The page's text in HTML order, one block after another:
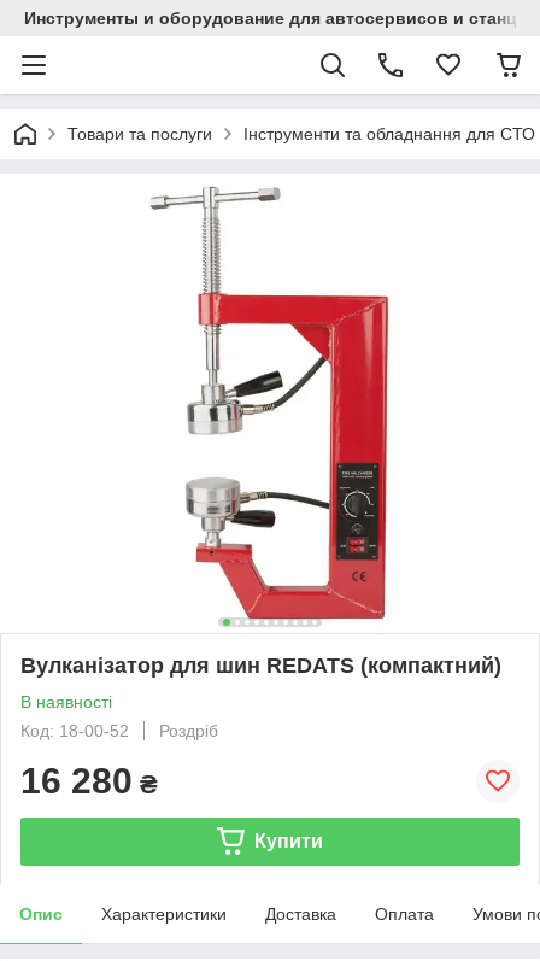
Инструменты и оборудование для автосервисов и
Товари та послуги Інструменти та обладнання для СТО
Вулканізатор для шин REDATS (компактний)
В наявності
Код: 18-00-52
Роздріб
16 280 ₴
Купити
Опис Характеристики Доставка Оплата Умови